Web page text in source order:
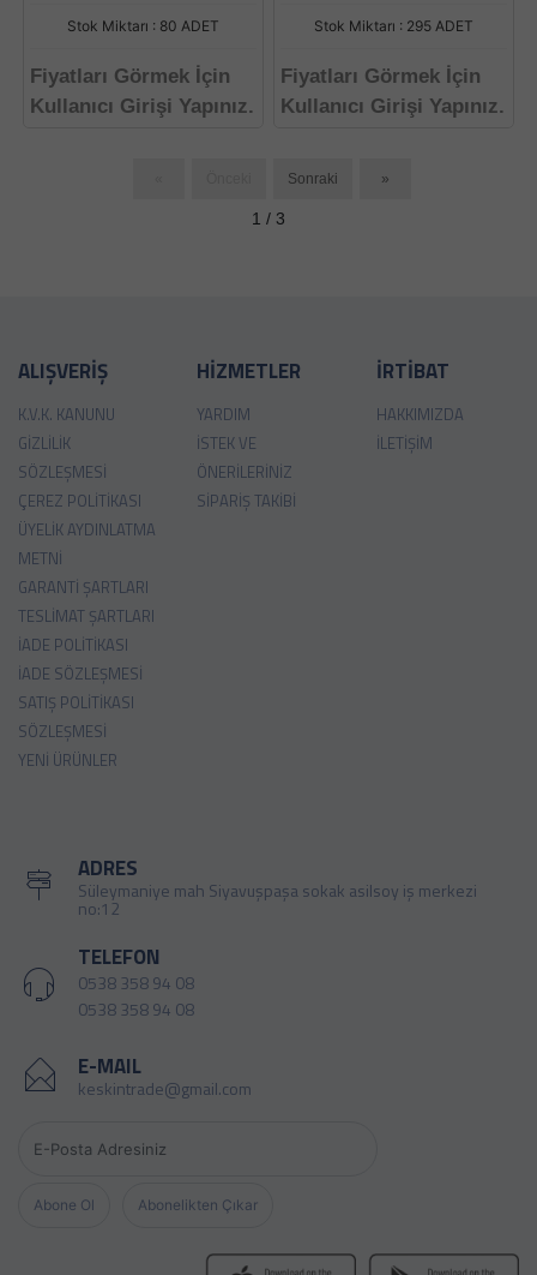
Stok Miktarı : 80 ADET
Fiyatları Görmek İçin
Kullanıcı Girişi Yapınız.
Stok Miktarı : 295 ADET
Fiyatları Görmek İçin
Kullanıcı Girişi Yapınız.
Sonraki »
1 / 3
ALIŞVERİŞ
K.V.K. KANUNU
GIZLILIK
SÖZLEŞMESI
ÇEREZ POLITIKASI
ÜYELIK AYDINLATMA
METNI
GARANTI ŞARTLARI
TESLIMAT ŞARTLARI
İADE POLITIKASI
İADE SÖZLEŞMESI
SATIŞ POLITIKASI
SÖZLEŞMESI
YENI ÜRÜNLER
HİZMETLER
YARDIM
İSTEK VE
ÖNERILERINIZ
SIPARIŞ TAKIBI
İRTİBAT
HAKKIMIZDA
İLETIŞIM
ADRES
Süleymaniye mah Siyavuşpaşa sokak asilsoy iş merkezi
no:12
TELEFON
0538 358 94 08
0538 358 94 08
E-MAIL
keskintrade@gmail.com
Abone Ol Abonelikten Çıkar